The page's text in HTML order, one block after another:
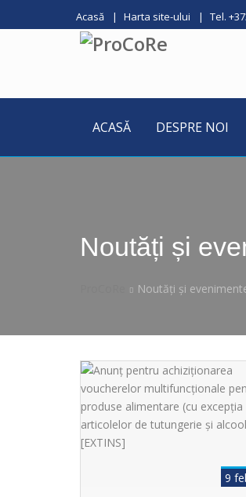
Acasă Harta site-ului Tel.
ACASĂ DESPRE NOI
Noutăți și
Noutăți și
9